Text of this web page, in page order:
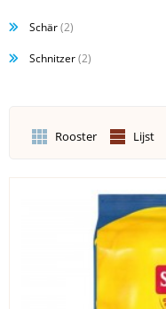
Schär(2)
Schnitzer(2)
Rooster Lijst